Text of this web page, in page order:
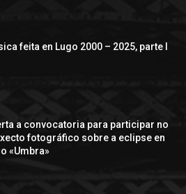
feita en Lugo 2000 – 2025, parte I
a convocatoria para participar no
fotográfico sobre a eclipse en
«Umbra»